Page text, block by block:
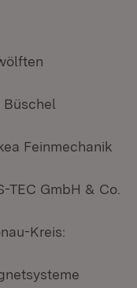
Feinmechanik
GmbH & Co.
Kreis: